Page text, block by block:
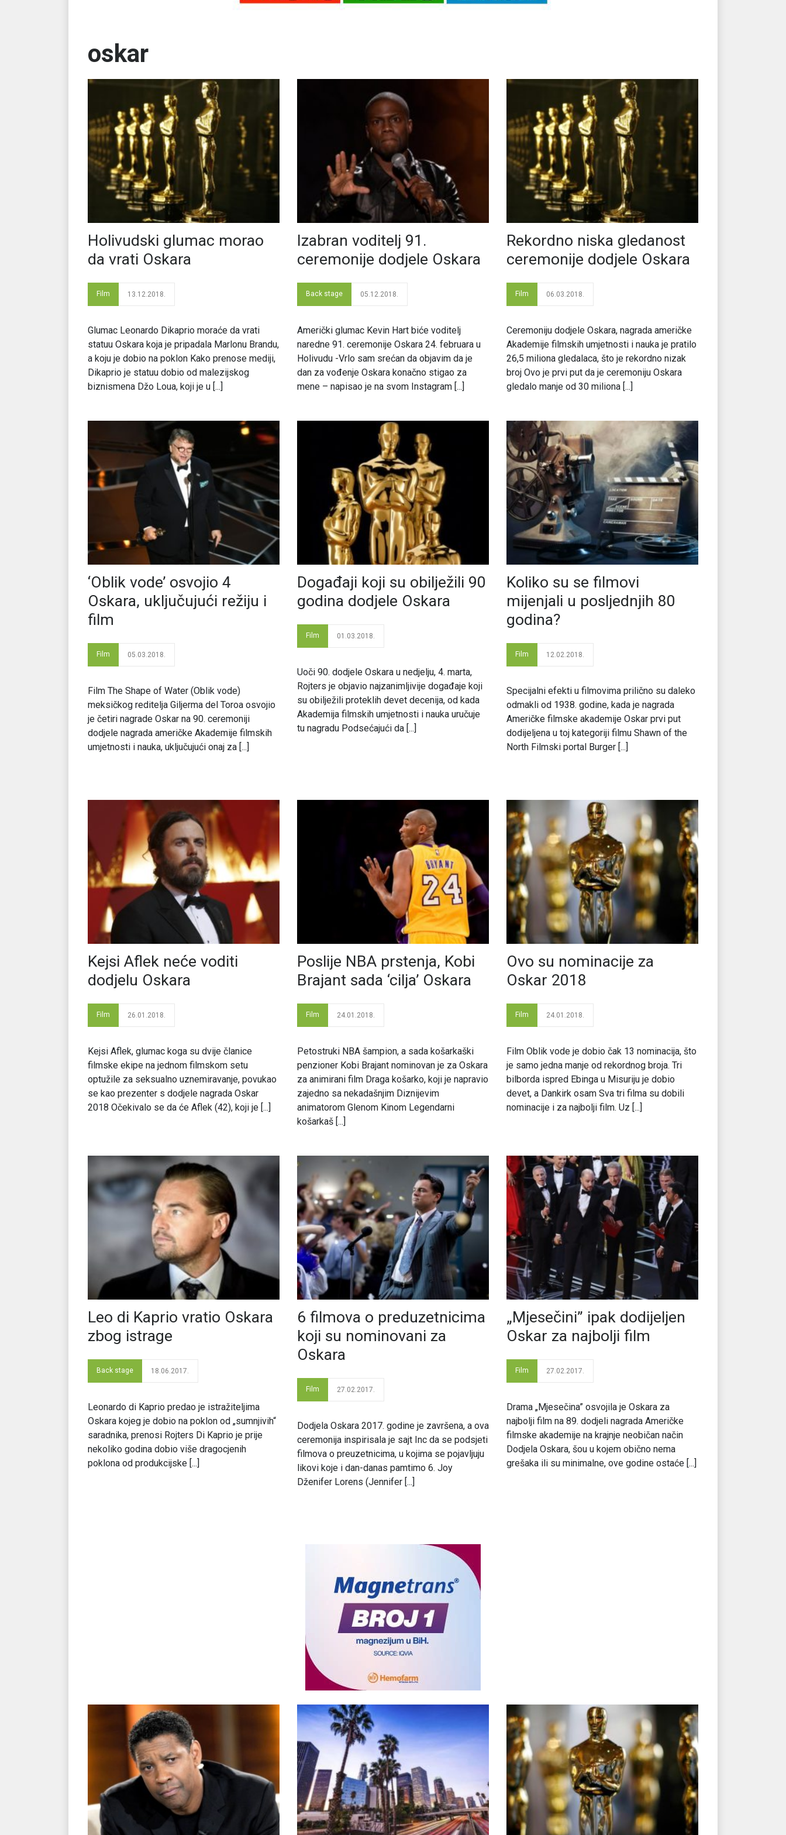
oskar
Holivudski glumac morao
da vrati Oskara
Film 13.12.2018.
Glumac Leonardo Dikaprio moraće da vrati
statuu Oskara koja je pripadala Marlonu Brandu,
a koju je dobio na poklon Kako prenose mediji,
Dikaprio je statuu dobio od malezijskog
biznismena Džo Loua, koji je u [...]
Izabran voditelj 91.
ceremonije dodjele Oskara
Back stage 05.12.2018.
Američki glumac Kevin Hart biće voditelj
naredne 91. ceremonije Oskara 24. februara u
Holivudu -Vrlo sam srećan da objavim da je
dan za vođenje Oskara konačno stigao za
mene – napisao je na svom Instagram [...]
Rekordno niska gledanost
ceremonije dodjele Oskara
Film 06.03.2018.
Ceremoniju dodjele Oskara, nagrada američke
Akademije filmskih umjetnosti i nauka je pratilo
26,5 miliona gledalaca, što je rekordno nizak
broj Ovo je prvi put da je ceremoniju Oskara
gledalo manje od 30 miliona [...]
‘Oblik vode’ osvojio 4
Oskara, uključujući režiju i
film
Film 05.03.2018.
Film The Shape of Water (Oblik vode)
meksičkog reditelja Giljerma del Toroa osvojio
je četiri nagrade Oskar na 90. ceremoniji
dodjele nagrada američke Akademije filmskih
umjetnosti i nauka, uključujući onaj za [...]
Događaji koji su obilježili 90
godina dodjele Oskara
Film 01.03.2018.
Uoči 90. dodjele Oskara u nedjelju, 4. marta,
Rojters je objavio najzanimljivije događaje koji
su obilježili proteklih devet decenija, od kada
Akademija filmskih umjetnosti i nauka uručuje
tu nagradu Podsećajući da [...]
Koliko su se filmovi
mijenjali u posljednjih 80
godina?
Film 12.02.2018.
Specijalni efekti u filmovima prilično su daleko
odmakli od 1938. godine, kada je nagrada
Američke filmske akademije Oskar prvi put
dodijeljena u toj kategoriji filmu Shawn of the
North Filmski portal Burger [...]
Kejsi Aflek neće voditi
dodjelu Oskara
Film 26.01.2018.
Kejsi Aflek, glumac koga su dvije članice
filmske ekipe na jednom filmskom setu
optužile za seksualno uznemiravanje, povukao
se kao prezenter s dodjele nagrada Oskar
2018 Očekivalo se da će Aflek (42), koji je [...]
Poslije NBA prstenja, Kobi
Brajant sada ‘cilja’ Oskara
Film 24.01.2018.
Petostruki NBA šampion, a sada košarkaški
penzioner Kobi Brajant nominovan je za Oskara
za animirani film Draga košarko, koji je napravio
zajedno sa nekadašnjim Diznijevim
animatorom Glenom Kinom Legendarni
košarkaš [...]
Ovo su nominacije za
Oskar 2018
Film 24.01.2018.
Film Oblik vode je dobio čak 13 nominacija, što
je samo jedna manje od rekordnog broja. Tri
bilborda ispred Ebinga u Misuriju je dobio
devet, a Dankirk osam Sva tri filma su dobili
nominacije i za najbolji film. Uz [...]
Leo di Kaprio vratio Oskara
zbog istrage
Back stage 18.06.2017.
Leonardo di Kaprio predao je istražiteljima
Oskara kojeg je dobio na poklon od „sumnjivih“
saradnika, prenosi Rojters Di Kaprio je prije
nekoliko godina dobio više dragocjenih
poklona od produkcijske [...]
6 filmova o preduzetnicima
koji su nominovani za
Oskara
Film 27.02.2017.
Dodjela Oskara 2017. godine je završena, a ova
ceremonija inspirisala je sajt Inc da se podsjeti
filmova o preuzetnicima, u kojima se pojavljuju
likovi koje i dan-danas pamtimo 6. Joy
Dženifer Lorens (Jennifer [...]
„Mjesečini” ipak dodijeljen
Oskar za najbolji film
Film 27.02.2017.
Drama „Mjesečina” osvojila je Oskara za
najbolji film na 89. dodjeli nagrada Američke
filmske akademije na krajnje neobičan način
Dodjela Oskara, šou u kojem obično nema
grešaka ili su minimalne, ove godine ostaće [...]